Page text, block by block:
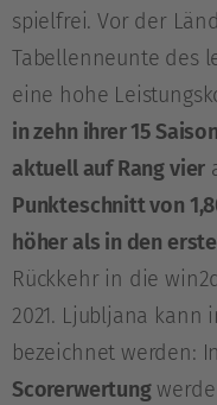
spielfrei. Vor der
Tabellenneunte des
eine hohe
in zehn ihrer 15
aktuell auf Rang vier
Punkteschnitt von
höher als in den
Rückkehr in die
2021. Ljubljana kann
bezeichnet werden:
Scorerwertung